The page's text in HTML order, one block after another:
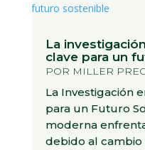
La
clave para un
POR MILLER
La Investigación
para un Futuro
moderna
debido al cambio